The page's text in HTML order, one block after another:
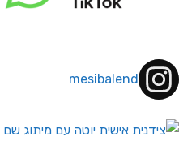
mesibalend
לחברי מועדון ומצטרפים חדשים🤍